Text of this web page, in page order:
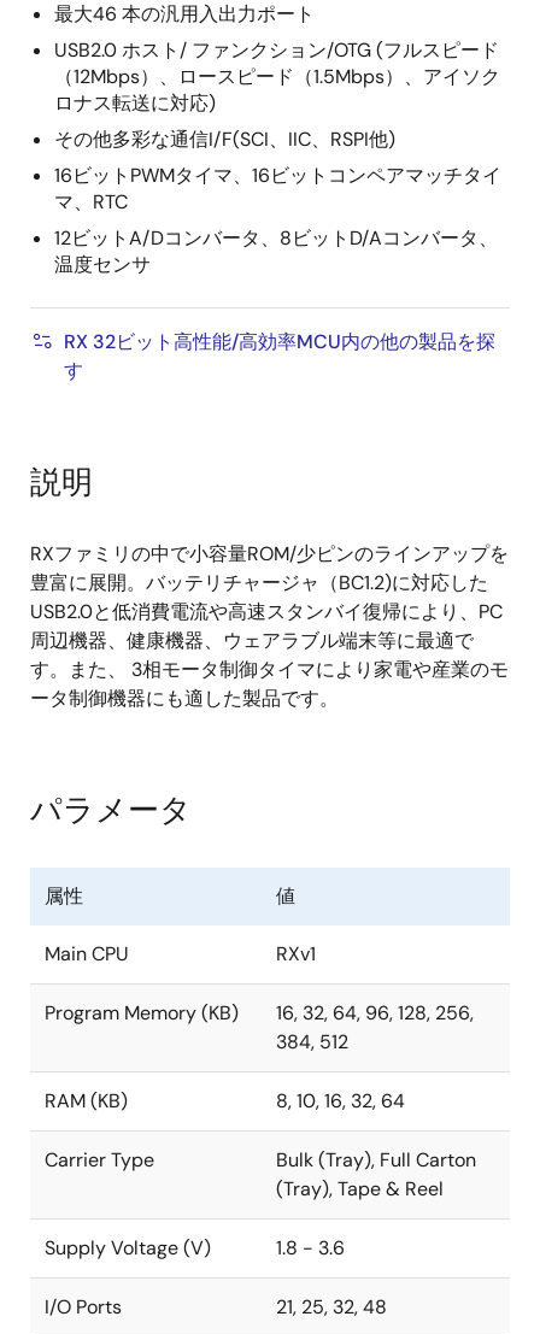
最大46 本の汎用入出力ポート
USB2.0 ホスト/ ファンクション/OTG (フルスピード
（12Mbps）、ロースピード（1.5Mbps）、アイソク
ロナス転送に対応)
その他多彩な通信I/F(SCI、IIC、RSPI他)
16ビットPWMタイマ、16ビットコンペアマッチタイ
マ、RTC
12ビットA/Dコンバータ、8ビットD/Aコンバータ、
温度センサ
RX 32ビット高性能/高効率MCU内の他の製品を探
す
説明
RXファミリの中で小容量ROM/少ピンのラインアップを
豊富に展開。バッテリチャージャ（BC1.2)に対応した
USB2.0と低消費電流や高速スタンバイ復帰により、PC
周辺機器、健康機器、ウェアラブル端末等に最適で
す。また、 3相モータ制御タイマにより家電や産業のモ
ータ制御機器にも適した製品です。
パラメータ
属性 値
Main CPU RXv1
Program Memory (KB)
16, 32, 64, 96, 128, 256,
384, 512
RAM (KB) 8, 10, 16, 32, 64
Carrier Type
Bulk (Tray), Full Carton
(Tray), Tape & Reel
Supply Voltage (V) 1.8 - 3.6
I/O Ports 21, 25, 32, 48